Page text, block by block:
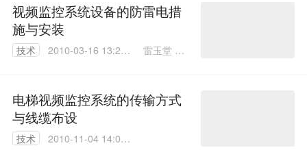
视频监控系统设备的防雷电措
施与安装
技术
2010-03-16 13:25:
雷玉堂 张
电梯视频监控系统的传输方式
与线缆布设
技术
2010-11-04 14:09: